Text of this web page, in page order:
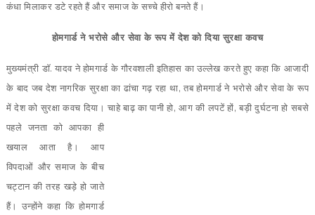
कंधा मिलाकर डटे रहते हैं और समाज के सच्चे हीरो बनते हैं।
होमगार्ड ने भरोसे और सेवा के रूप में देश को दिया सुरक्षा कवच
मुख्यमंत्री डॉ. यादव ने होमगार्ड के गौरवशाली इतिहास का उल्लेख करते हुए कहा कि आजादी
के बाद जब देश नागरिक सुरक्षा का ढांचा गढ़ रहा था, तब होमगार्ड ने भरोसे और सेवा के रूप
में देश को सुरक्षा कवच दिया। चाहे बाढ़ का पानी हो, आग की लपटें हों, बड़ी दुर्घटना हो सबसे
पहले जनता को आपका ही
खयाल आता है। आप
विपदाओं और समाज के बीच
चट्टान की तरह खड़े हो जाते
हैं। उन्होंने कहा कि होमगार्ड